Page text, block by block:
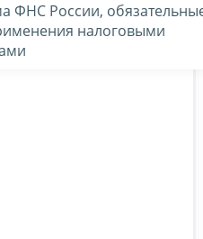
ФНС России,
налоговыми